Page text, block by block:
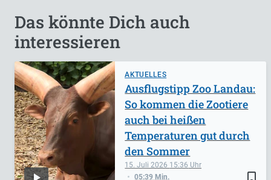
Das könnte Dich auch
interessieren
AKTUELLES
bookmark_border
15. Juli 2026 15:36
05:39 Min.
Ausflugstipp Zoo Landau:
So kommen die Zootiere
auch bei heißen
Temperaturen gut durch
den Sommer